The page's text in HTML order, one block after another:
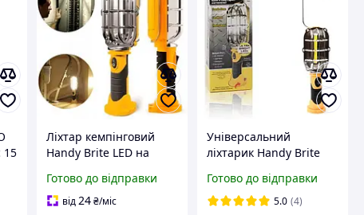
15
Ліхтар кемпінговий
Handy Brite LED на
Готово до відправки
від24 ₴/міс
Універсальний
ліхтарик Handy Brite
магнітом і гачком
Готово до відправки
5.0 (4)